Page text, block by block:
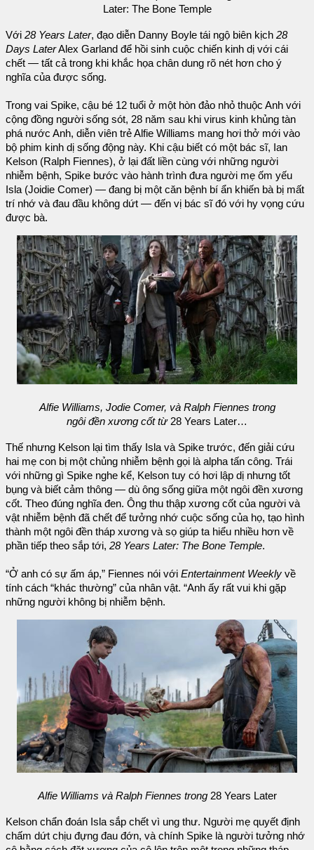
Later: The Bone Temple
Với 28 Years Later, đạo diễn Danny Boyle tái ngộ biên kịch 28
Days LaterAlex Garland để hồi sinh cuộc chiến kinh dị với cái
chết — tất cả trong khi khắc họa chân dung rõ nét hơn cho ý
nghĩa của được sống.
Trong vai Spike, cậu bé 12 tuổi ở một hòn đảo nhỏ thuộc Anh với
cộng đồng người sống sót, 28 năm sau khi virus kinh khủng tàn
phá nước Anh, diễn viên trẻ Alfie Williams mang hơi thở mới vào
bộ phim kinh dị sống động này. Khi cậu biết có một bác sĩ, Ian
Kelson (Ralph Fiennes), ở lại đất liền cùng với những người
nhiễm bệnh, Spike bước vào hành trình đưa người mẹ ốm yếu
Isla (Joidie Comer) — đang bị một căn bệnh bí ẩn khiến bà bị mất
trí nhớ và đau đầu không dứt — đến vị bác sĩ đó với hy vọng cứu
được bà.
Alfie Williams, Jodie Comer, và Ralph Fiennes trong
ngôi đền xương cốt từ28 Years Later…
Thế nhưng Kelson lại tìm thấy Isla và Spike trước, đến giải cứu
hai mẹ con bị một chủng nhiễm bệnh gọi là alpha tấn công. Trái
với những gì Spike nghe kể, Kelson tuy có hơi lập dị nhưng tốt
bụng và biết cảm thông — dù ông sống giữa một ngôi đền xương
cốt. Theo đúng nghĩa đen. Ông thu thập xương cốt của người và
vật nhiễm bệnh đã chết để tưởng nhớ cuộc sống của họ, tạo hình
thành một ngôi đền tháp xương và sọ giúp ta hiểu nhiều hơn về
phần tiếp theo sắp tới, 28 Years Later: The Bone Temple.
“Ở anh có sự ấm áp,” Fiennes nói với Entertainment Weekly về
tính cách “khác thường” của nhân vật. “Anh ấy rất vui khi gặp
những người không bị nhiễm bệnh.
Alfie Williams và Ralph Fiennes trong28 Years Later
Kelson chẩn đoán Isla sắp chết vì ung thư. Người mẹ quyết định
chấm dứt chịu đựng đau đớn, và chính Spike là người tưởng nhớ